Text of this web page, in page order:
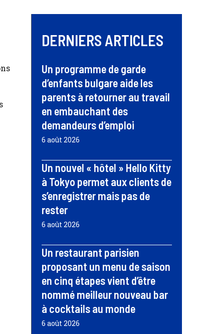
DERNIERS ARTICLES
Un programme de garde
d’enfants bulgare aide les
parents à retourner au travail
en embauchant des
demandeurs d’emploi
6 août 2026
Un nouvel « hôtel » Hello Kitty
à Tokyo permet aux clients de
s’enregistrer mais pas de
rester
6 août 2026
Un restaurant parisien
proposant un menu de saison
en cinq étapes vient d’être
nommé meilleur nouveau bar
à cocktails au monde
6 août 2026